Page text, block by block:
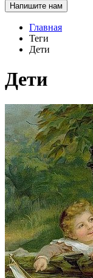
Напишите нам
Главная
Теги
Дети
Дети